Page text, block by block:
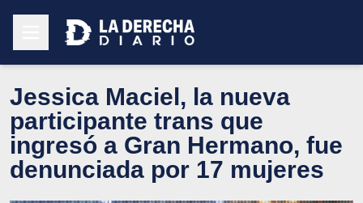
Jessica Maciel, la nueva
participante trans que
ingresó a Gran Hermano, fue
denunciada por 17 mujeres